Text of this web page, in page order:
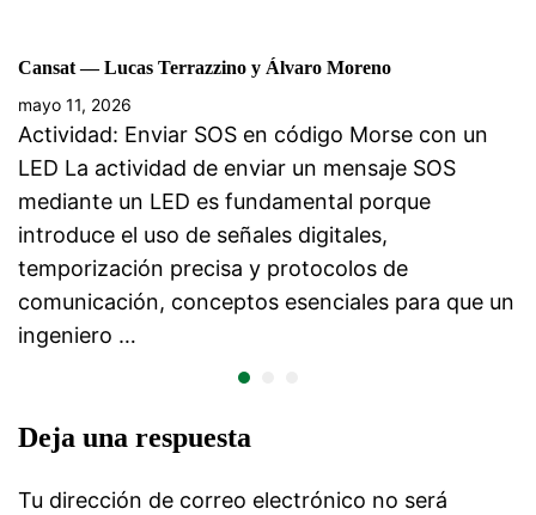
Cansat — Lucas Terrazzino y Álvaro Moreno
mayo 11, 2026
Actividad: Enviar SOS en código Morse con un
LED La actividad de enviar un mensaje SOS
mediante un LED es fundamental porque
introduce el uso de señales digitales,
temporización precisa y protocolos de
comunicación, conceptos esenciales para que un
ingeniero …
Deja una respuesta
Tu dirección de correo electrónico no será